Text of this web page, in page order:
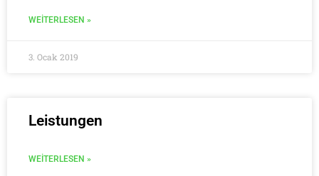
WEITERLESEN »
3. Ocak 2019
Leistungen
WEITERLESEN »